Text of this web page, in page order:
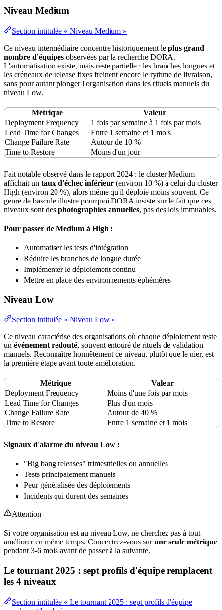
Niveau Medium
Section intitulée « Niveau Medium »
Ce niveau intermédiaire concentre historiquement le plus grand
nombre d'équipes observées par la recherche DORA.
L'automatisation existe, mais reste partielle : les branches longues et
les créneaux de release fixes freinent encore le rythme de livraison,
sans pour autant plonger l'organisation dans les rituels manuels du
niveau Low.
Métrique
Valeur
Deployment Frequency
1 fois par semaine à 1 fois par mois
Lead Time for Changes
Entre 1 semaine et 1 mois
Change Failure Rate
Autour de 10 %
Time to Restore
Moins d'un jour
Fait notable observé dans le rapport 2024 : le clusterMedium
affichait un taux d'échec inférieur (environ 10 %) à celui du cluster
High (environ 20 %), alors même qu'il déploie moins souvent. Ce
genre de bascule illustre pourquoi DORA insiste sur le fait que ces
niveaux sont des photographies annuelles, pas des lois immuables.
Pour passer de Medium à High :
Automatiser les tests d'intégration
Réduire les branches de longue durée
Implémenter le déploiement continu
Mettre en place des environnements éphémères
Niveau Low
Section intitulée « Niveau Low »
Ce niveau caractérise des organisations où chaque déploiement reste
un événement redouté, souvent entouré de rituels de validation
manuels. Reconnaître honnêtement ce niveau, plutôt que le nier, est
la première étape avant toute amélioration.
Métrique
Valeur
Deployment Frequency
Moins d'une fois par mois
Lead Time for Changes
Plus d'un mois
Change Failure Rate
Autour de 40 %
Time to Restore
Entre 1 semaine et 1 mois
Signaux d'alarme du niveau Low :
"Big bang releases" trimestrielles ou annuelles
Tests principalement manuels
Peur généralisée des déploiements
Incidents qui durent des semaines
Attention
Si votre organisation est au niveau Low, ne cherchez pas à tout
améliorer en même temps. Concentrez-vous surune seule métrique
pendant 3-6 mois avant de passer à la suivante.
Le tournant 2025 : sept profils d'équipe remplacent
les 4 niveaux
Section intitulée « Le tournant 2025 : sept profils d'équipe